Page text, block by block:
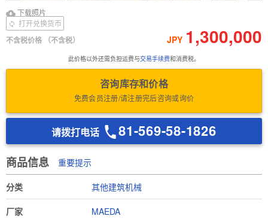
下载照片
下载照片
不含税价格 （不含税） JPY 1,300,000
打开兑换货币
此价格以外还需负担运费与交易手续费和消费税。
咨询库存和价格
免费会员注册/请注册完后咨询或询价
请拨打电话 81-569-58-1826
商品信息 重要提示
分类 其他建筑机械
厂家 MAEDA